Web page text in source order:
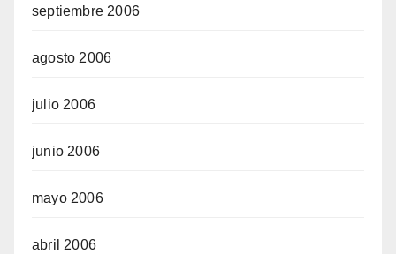
septiembre 2006
agosto 2006
julio 2006
junio 2006
mayo 2006
abril 2006